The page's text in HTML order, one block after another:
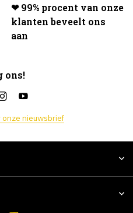
❤ 99% procent van onze
klanten beveelt ons
aan
ons!
onze nieuwsbrief